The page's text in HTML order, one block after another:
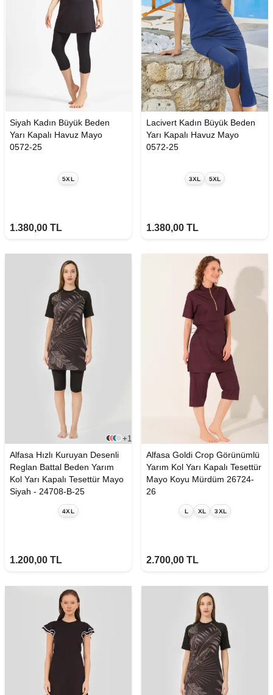
Siyah Kadın Büyük Beden
Yarı Kapalı Havuz Mayo
0572-25
5XL
1.380,00 TL
Lacivert Kadın Büyük Beden
Yarı Kapalı Havuz Mayo
0572-25
3XL 5XL
1.380,00 TL
+1
Alfasa Hızlı Kuruyan Desenli
Reglan Battal Beden Yarım
Kol Yarı Kapalı Tesettür Mayo
Siyah - 24708-B-25
4XL
1.200,00 TL
Alfasa Goldi Crop Görünümlü
Yarım Kol Yarı Kapalı Tesettür
Mayo Koyu Mürdüm 26724-
26
L XL 3XL
2.700,00 TL